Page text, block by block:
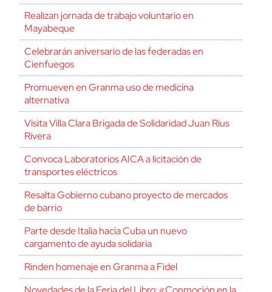
Realizan jornada de trabajo voluntario en
Mayabeque
Celebrarán aniversario de las federadas en
Cienfuegos
Promueven en Granma uso de medicina
alternativa
Visita Villa Clara Brigada de Solidaridad Juan Rius
Rivera
Convoca Laboratorios AICA a licitación de
transportes eléctricos
Resalta Gobierno cubano proyecto de mercados
de barrio
Parte desde Italia hacia Cuba un nuevo
cargamento de ayuda solidaria
Rinden homenaje en Granma a Fidel